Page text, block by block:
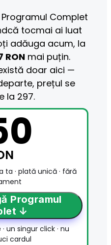
· plată unică · fără
Programul
↓
· un singur click · nu
cardul
Complet
tocmai ai luat
adăuga acum, la
RON mai puțin.
doar aici —
prețul se
la 297.